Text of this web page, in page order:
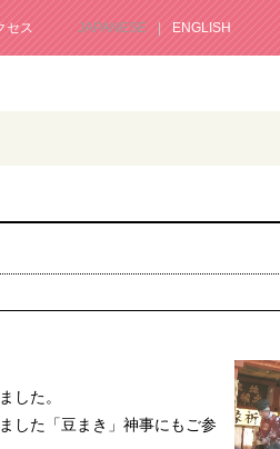
セス JAPANESE ENGLISH
した。
した「豆まき」神事にもご参